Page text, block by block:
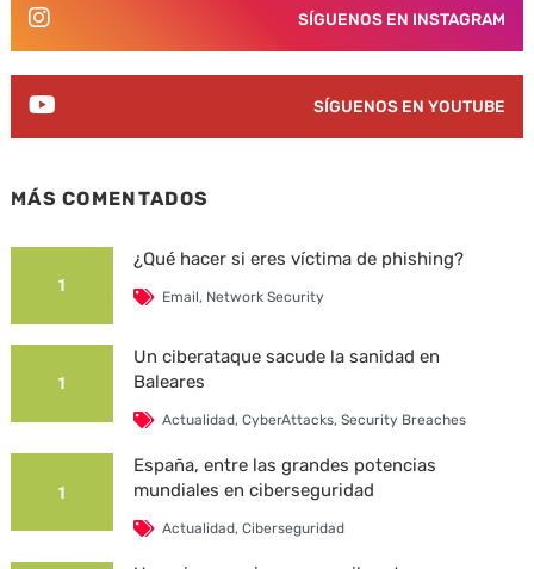
SÍGUENOS EN INSTAGRAM
SÍGUENOS EN YOUTUBE
MÁS COMENTADOS
1
¿Qué hacer si eres víctima de phishing?
Email, Network Security
1
Un ciberataque sacude la sanidad en
Baleares
Actualidad,CyberAttacks,Security Breaches
1
España, entre las grandes potencias
mundiales en ciberseguridad
Actualidad,Ciberseguridad